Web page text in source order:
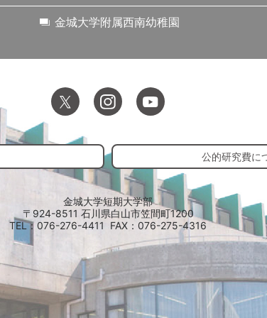
金城大学附属西南幼稚園
公的研究費に
金城大学短期大学部
〒924-8511 石川県白山市笠間町1200
TEL：076-276-4411
FAX：076-275-4316